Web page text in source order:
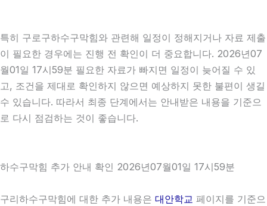
특히 구로구하수구막힘와 관련해 일정이 정해지거나 자료 제출
이 필요한 경우에는 진행 전 확인이 더 중요합니다. 2026년07
월01일 17시59분 필요한 자료가 빠지면 일정이 늦어질 수 있
고, 조건을 제대로 확인하지 않으면 예상하지 못한 불편이 생길
수 있습니다. 따라서 최종 단계에서는 안내받은 내용을 기준으
로 다시 점검하는 것이 좋습니다.
하수구막힘 추가 안내 확인 2026년07월01일 17시59분
구리하수구막힘에 대한 추가 내용은 대안학교 페이지를 기준으